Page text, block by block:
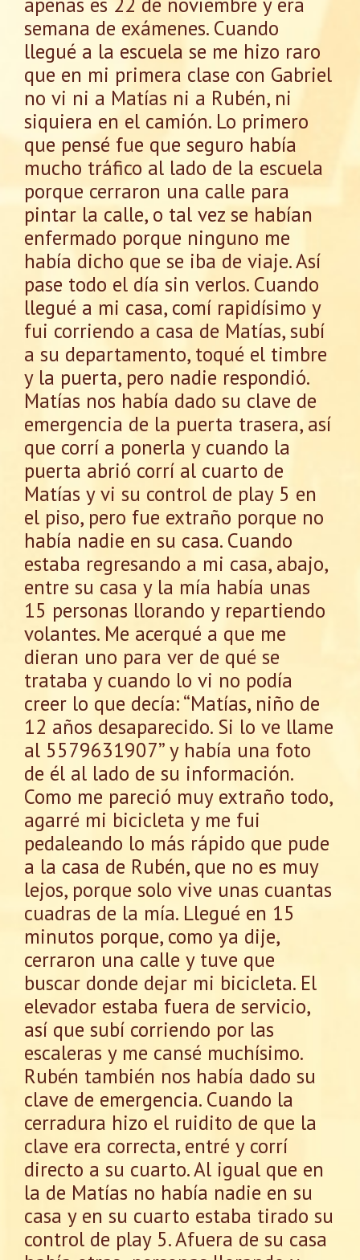
semana de exámenes. Cuando
llegué a la escuela se me hizo raro
que en mi primera clase con Gabriel
no vi ni a Matías ni a Rubén, ni
siquiera en el camión. Lo primero
que pensé fue que seguro había
mucho tráfico al lado de la escuela
porque cerraron una calle para
pintar la calle, o tal vez se habían
enfermado porque ninguno me
había dicho que se iba de viaje. Así
pase todo el día sin verlos. Cuando
llegué a mi casa, comí rapidísimo y
fui corriendo a casa de Matías, subí
a su departamento, toqué el timbre
y la puerta, pero nadie respondió.
Matías nos había dado su clave de
emergencia de la puerta trasera, así
que corrí a ponerla y cuando la
puerta abrió corrí al cuarto de
Matías y vi su control de play 5 en
el piso, pero fue extraño porque no
había nadie en su casa. Cuando
estaba regresando a mi casa, abajo,
entre su casa y la mía había unas
15 personas llorando y repartiendo
volantes. Me acerqué a que me
dieran uno para ver de qué se
trataba y cuando lo vi no podía
creer lo que decía: “Matías, niño de
12 años desaparecido. Si lo ve llame
al 5579631907” y había una foto
de él al lado de su información.
Como me pareció muy extraño todo,
agarré mi bicicleta y me fui
pedaleando lo más rápido que pude
a la casa de Rubén, que no es muy
lejos, porque solo vive unas cuantas
cuadras de la mía. Llegué en 15
minutos porque, como ya dije,
cerraron una calle y tuve que
buscar donde dejar mi bicicleta. El
elevador estaba fuera de servicio,
así que subí corriendo por las
escaleras y me cansé muchísimo.
Rubén también nos había dado su
clave de emergencia. Cuando la
cerradura hizo el ruidito de que la
clave era correcta, entré y corrí
directo a su cuarto. Al igual que en
la de Matías no había nadie en su
casa y en su cuarto estaba tirado su
control de play 5. Afuera de su casa